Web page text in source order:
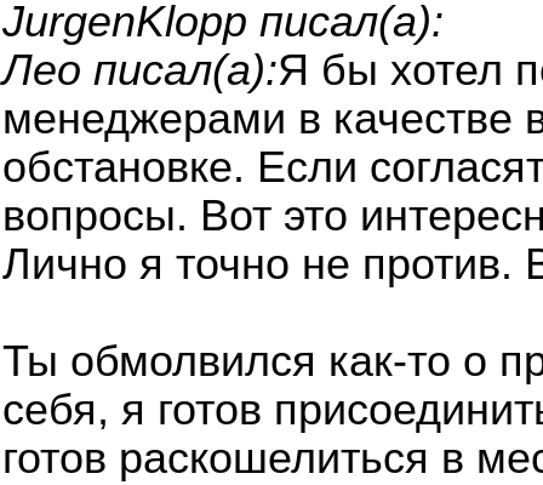
JurgenKlopp писал(а):
Лео писал(а):Я бы хотел
менеджерами в качестве
обстановке. Если
вопросы. Вот это
Лично я точно не против.
Ты обмолвился как-то о
себя, я готов
готов раскошелиться в